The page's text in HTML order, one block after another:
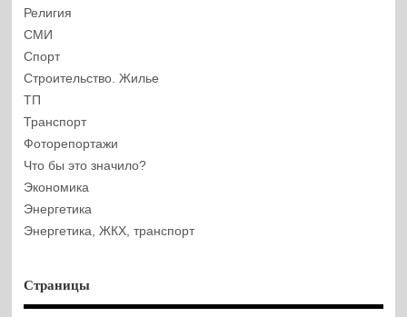
Религия
СМИ
Спорт
Строительство. Жилье
ТП
Транспорт
Фоторепортажи
Что бы это значило?
Экономика
Энергетика
Энергетика, ЖКХ, транспорт
Страницы